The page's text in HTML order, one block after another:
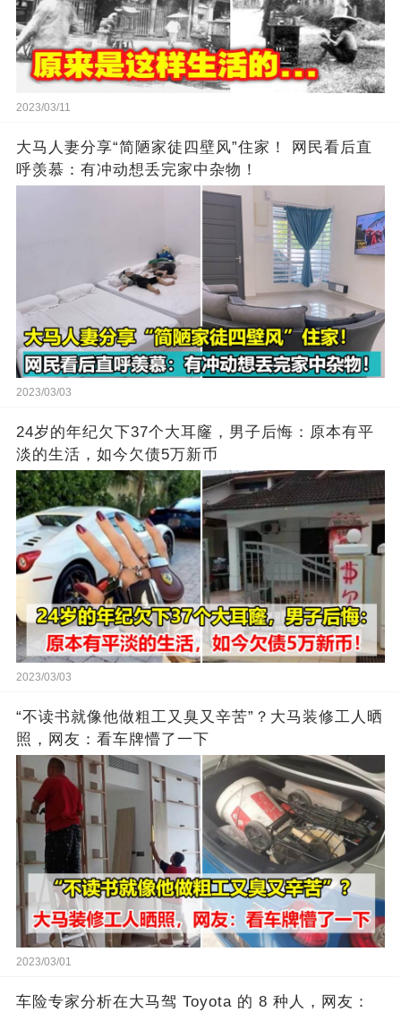
2023/03/11
大马人妻分享“简陋家徒四壁风”住家！ 网民看后直
呼羡慕：有冲动想丢完家中杂物！
2023/03/03
24岁的年纪欠下37个大耳窿，男子后悔：原本有平
淡的生活，如今欠债5万新币
2023/03/03
“不读书就像他做粗工又臭又辛苦”？大马装修工人晒
照，网友：看车牌懵了一下
2023/03/01
车险专家分析在大马驾 Toyota 的 8 种人，网友：